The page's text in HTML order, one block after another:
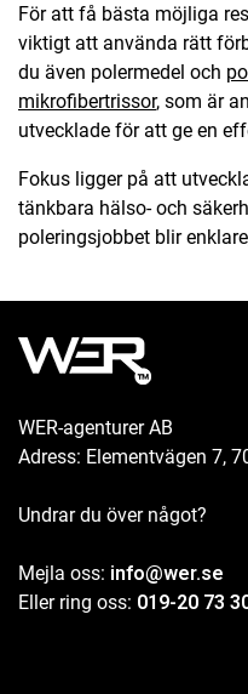
För att få bästa möjliga
viktigt att använda rätt
du även polermedel och
mikrofibertrissor, som är
utvecklade för att ge en
Fokus ligger på att
tänkbara hälso- och
poleringsjobbet blir
WER-agenturer AB
Adress: Elementvägen 7,
Undrar du över något?
Mejla oss: info@wer.se
Eller ring oss: 019-20 73